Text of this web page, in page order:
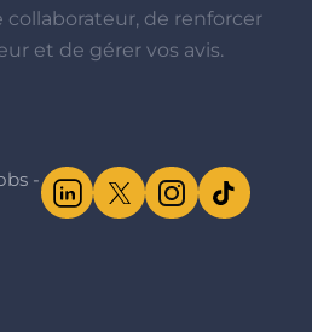
collaborateur, de renforcer
et de gérer vos avis.
-